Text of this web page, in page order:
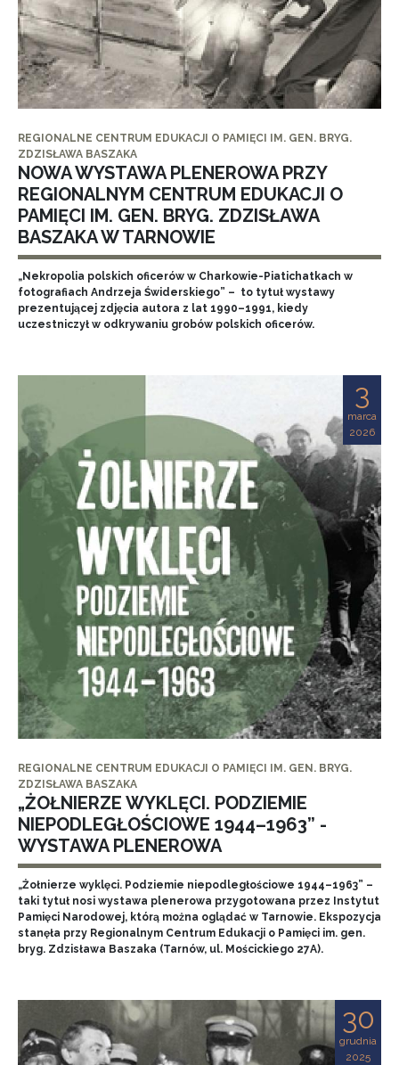
REGIONALNE CENTRUM EDUKACJI O PAMIĘCI IM. GEN. BRYG.
ZDZISŁAWA BASZAKA
NOWA WYSTAWA PLENEROWA PRZY
REGIONALNYM CENTRUM EDUKACJI O
PAMIĘCI IM. GEN. BRYG. ZDZISŁAWA
BASZAKA W TARNOWIE
„Nekropolia polskich oficerów w Charkowie-Piatichatkach w
fotografiach Andrzeja Świderskiego” – to tytuł wystawy
prezentującej zdjęcia autora z lat 1990–1991, kiedy
uczestniczył w odkrywaniu grobów polskich oficerów.
3
marca
2026
REGIONALNE CENTRUM EDUKACJI O PAMIĘCI IM. GEN. BRYG.
ZDZISŁAWA BASZAKA
„ŻOŁNIERZE WYKLĘCI. PODZIEMIE
NIEPODLEGŁOŚCIOWE 1944–1963” -
WYSTAWA PLENEROWA
„Żołnierze wyklęci. Podziemie niepodległościowe 1944–1963” –
taki tytuł nosi wystawa plenerowa przygotowana przez Instytut
Pamięci Narodowej, którą można oglądać w Tarnowie. Ekspozycja
stanęła przy Regionalnym Centrum Edukacji o Pamięci im. gen.
bryg. Zdzisława Baszaka (Tarnów, ul. Mościckiego 27A).
30
grudnia
2025